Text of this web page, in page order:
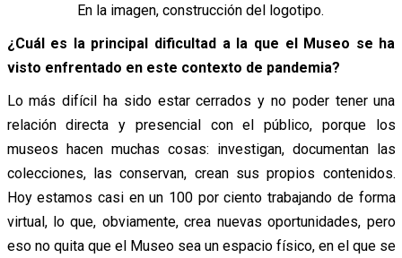
En la imagen, construcción del logotipo.
¿Cuál es la principal dificultad a la que el Museo se ha
visto enfrentado en este contexto de pandemia?
Lo más difícil ha sido estar cerrados y no poder tener una
relación directa y presencial con el público, porque los
museos hacen muchas cosas: investigan, documentan las
colecciones, las conservan, crean sus propios contenidos.
Hoy estamos casi en un 100 por ciento trabajando de forma
virtual, lo que, obviamente, crea nuevas oportunidades, pero
eso no quita que el Museo sea un espacio físico, en el que se